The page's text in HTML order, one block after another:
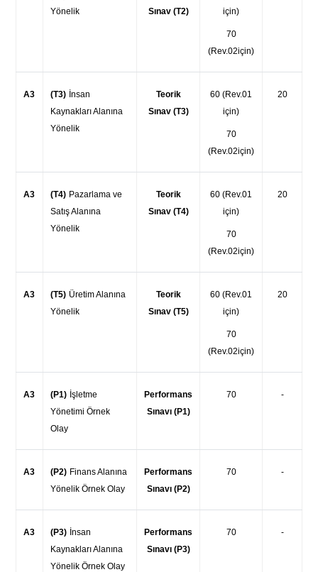
Yönelik
Sınav (T2)
için)
70
(Rev.02için)
A3 (T3) İnsan
Kaynakları Alanına
Yönelik
Teorik
Sınav (T3)
60 (Rev.01
için)
70
(Rev.02için)
20
A3 (T4) Pazarlama ve
Satış Alanına
Yönelik
Teorik
Sınav (T4)
60 (Rev.01
için)
70
(Rev.02için)
20
A3 (T5) Üretim Alanına
Yönelik
Teorik
Sınav (T5)
60 (Rev.01
için)
70
(Rev.02için)
20
A3 (P1) İşletme
Yönetimi Örnek
Olay
Performans
Sınavı (P1)
70 -
A3 (P2) Finans Alanına
Yönelik Örnek Olay
Performans
Sınavı (P2)
70 -
A3 (P3) İnsan
Kaynakları Alanına
Yönelik Örnek Olay
Performans
Sınavı (P3)
70 -